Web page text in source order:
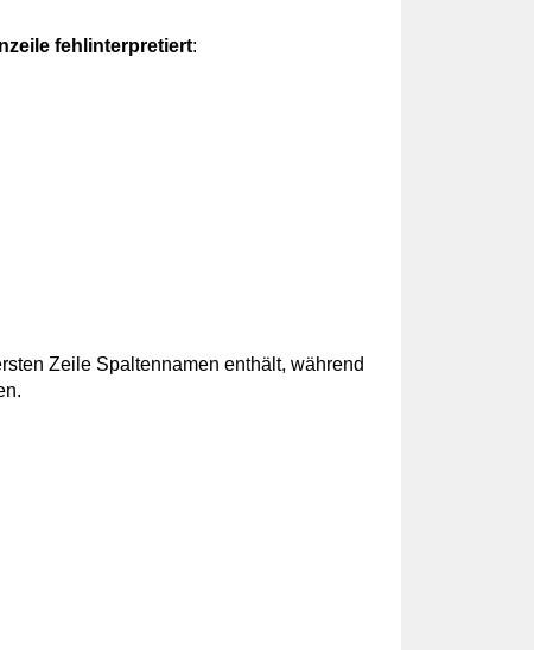
fehlinterpretiert:
Zeile Spaltennamen enthält, während